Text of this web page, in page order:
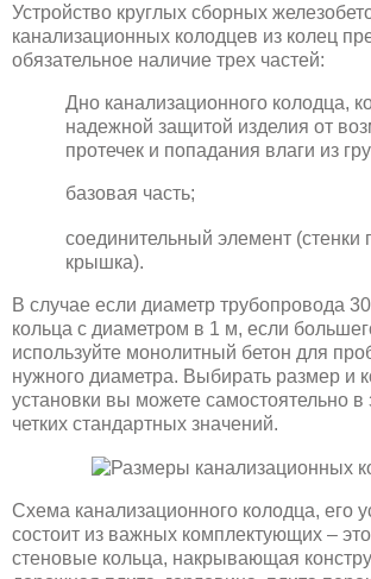
Устройство круглых сборных
канализационных колодцев из колец
обязательное наличие трех частей:
Дно канализационного колодца,
надежной защитой изделия от
протечек и попадания влаги из
базовая часть;
соединительный элемент (стенки
крышка).
В случае если диаметр трубопровода
кольца с диаметром в 1 м, если
используйте монолитный бетон для
нужного диаметра. Выбирать размер и
установки вы можете самостоятельно в
четких стандартных значений.
Схема канализационного колодца, его
состоит из важных комплектующих –
стеновые кольца, накрывающая